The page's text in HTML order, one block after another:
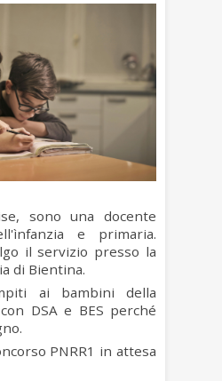
sono una docente
e primaria.
il servizio presso la
di Bientina.
ai bambini della
DSA e BES perché
PNRR1 in attesa